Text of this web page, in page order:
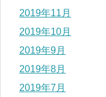
2019年11月
2019年10月
2019年9月
2019年8月
2019年7月